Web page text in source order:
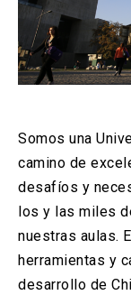
Admisión
Somos una
camino de
desafíos y
los y las miles
nuestras aulas.
herramientas y
desarrollo de